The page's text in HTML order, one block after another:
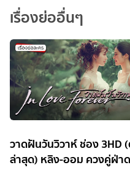
เรื่องย่ออื่นๆ
วาดฝันวันวิวาห์ ช่อง 3HD
ล่าสุด) หลิง-ออม ควงคู่ฝ่า